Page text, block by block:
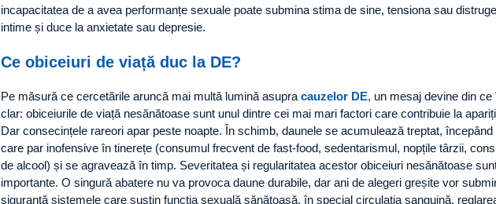
incapacitatea de a avea performanțe sexuale poate submina stima de sine, tensiona sau
intime și duce la anxietate sau depresie.
Ce obiceiuri de viață duc la DE?
Pe măsură ce cercetările aruncă mai multă lumină asupra cauzelor DE, un mesaj devine din
clar: obiceiurile de viață nesănătoase sunt unul dintre cei mai mari factori care contribuie la
Dar consecințele rareori apar peste noapte. În schimb, daunele se acumulează treptat,
care par inofensive în tinerețe (consumul frecvent de fast-food, sedentarismul, nopțile târzii,
de alcool) și se agravează în timp. Severitatea și regularitatea acestor obiceiuri nesănătoase
importante. O singură abatere nu va provoca daune durabile, dar ani de alegeri greșite vor
siguranță sistemele care susțin funcția sexuală sănătoasă, în special circulația sanguină,